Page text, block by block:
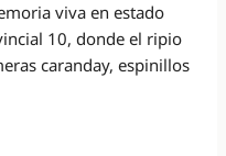
viva en estado
10, donde el ripio
caranday, espinillos